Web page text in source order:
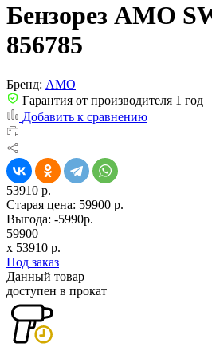
Бензорез AMO
856785
Бренд: AMO
Гарантия от производителя 1 год
Добавить к сравнению
53910 р.
Старая цена: 59900 р.
Выгода: -5990р.
59900
x 53910 р.
Под заказ
Данный товар
доступен в прокат